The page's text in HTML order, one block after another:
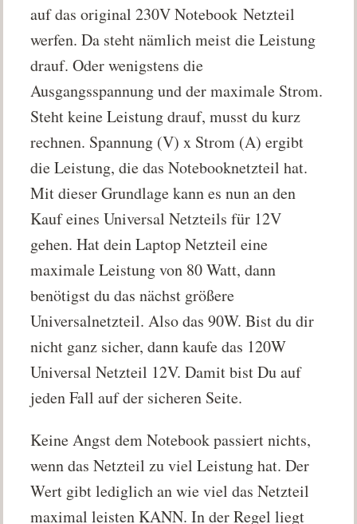
auf das original 230V Notebook Netzteil
werfen. Da steht nämlich meist die Leistung
drauf. Oder wenigstens die
Ausgangsspannung und der maximale Strom.
Steht keine Leistung drauf, musst du kurz
rechnen. Spannung (V) x Strom (A) ergibt
die Leistung, die das Notebooknetzteil hat.
Mit dieser Grundlage kann es nun an den
Kauf eines Universal Netzteils für 12V
gehen. Hat dein Laptop Netzteil eine
maximale Leistung von 80 Watt, dann
benötigst du das nächst größere
Universalnetzteil. Also das 90W. Bist du dir
nicht ganz sicher, dann kaufe das 120W
Universal Netzteil 12V. Damit bist Du auf
jeden Fall auf der sicheren Seite.
Keine Angst dem Notebook passiert nichts,
wenn das Netzteil zu viel Leistung hat. Der
Wert gibt lediglich an wie viel das Netzteil
maximal leisten KANN. In der Regel liegt